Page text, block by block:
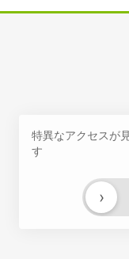
特異なアクセスが
す
›